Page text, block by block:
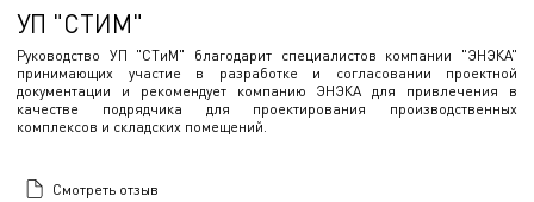
УП "СТИМ"
Руководство УП "СТиМ" благодарит специалистов компании "ЭНЭКА"
принимающих участие в разработке и согласовании проектной
документации и рекомендует компанию ЭНЭКА для привлечения в
качестве подрядчика для проектирования производственных
комплексов и складских помещений.
Смотреть отзыв